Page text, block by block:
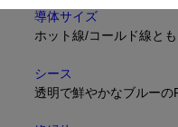
導体サイズ
ホット線/コールド線と
シース
透明で鮮やかなブルーの